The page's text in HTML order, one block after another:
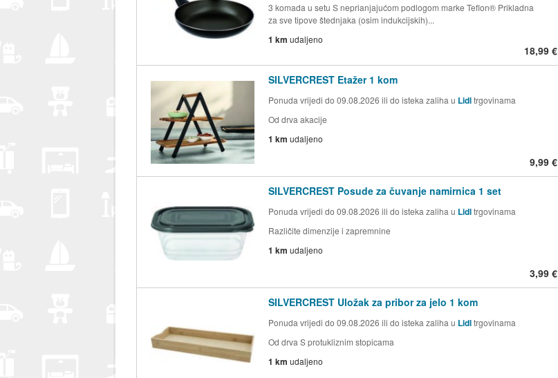
3 komada u setu S neprianjajućom podlogom marke Teflon® Prikladna
za sve tipove štednjaka (osim indukcijskih)...
1 km udaljeno
18,99 €
SILVERCREST Etažer 1 kom
Ponuda vrijedi do 09.08.2026 ili do isteka zaliha u Lidltrgovinama
Od drva akacije
1 km udaljeno
9,99 €
SILVERCREST Posude za čuvanje namirnica 1 set
Ponuda vrijedi do 09.08.2026 ili do isteka zaliha u Lidltrgovinama
Različite dimenzije i zapremnine
1 km udaljeno
3,99 €
SILVERCREST Uložak za pribor za jelo 1 kom
Ponuda vrijedi do 09.08.2026 ili do isteka zaliha u Lidltrgovinama
Od drva S protukliznim stopicama
1 km udaljeno